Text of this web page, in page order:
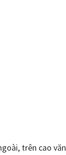
trên cao văn